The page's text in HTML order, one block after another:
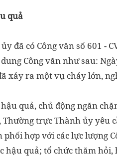
quả
đã có Công văn số 601 -
Công văn như sau:
xảy ra một vụ cháy lớn,
quả, chủ động ngăn
trực Thành ủy yêu
hợp với các lực lượng
hậu quả; tổ chức thăm